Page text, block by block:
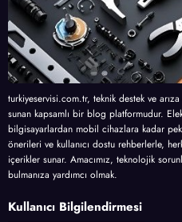
turkiyeservisi.com.tr, teknik destek ve
sunan kapsamlı bir blog platformudur.
bilgisayarlardan mobil cihazlara kadar
önerileri ve kullanıcı dostu rehberlerle,
içerikler sunar. Amacımız, teknolojik
bulmanıza yardımcı olmak.
Kullanıcı Bilgilendirmesi